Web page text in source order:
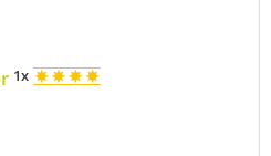
1x